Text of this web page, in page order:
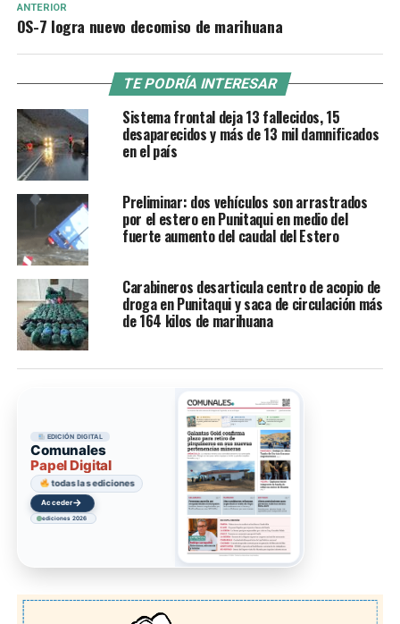
ANTERIOR
OS-7 logra nuevo decomiso de marihuana
TE PODRÍA INTERESAR
Sistema frontal deja 13 fallecidos, 15
desaparecidos y más de 13 mil damnificados
en el país
Preliminar: dos vehículos son arrastrados
por el estero en Punitaqui en medio del
fuerte aumento del caudal del Estero
Carabineros desarticula centro de acopio de
droga en Punitaqui y saca de circulación más
de 164 kilos de marihuana
EDICIÓN DIGITAL
Comunales
Papel Digital
todas las ediciones
Acceder→
ediciones 2026